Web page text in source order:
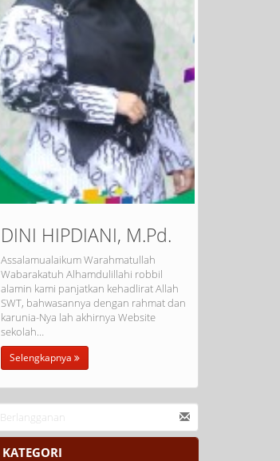
DINI HIPDIANI, M.Pd.
Assalamualaikum Warahmatullah
Wabarakatuh Alhamdulillahi robbil
alamin kami panjatkan kehadlirat Allah
SWT, bahwasannya dengan rahmat dan
karunia-Nya lah akhirnya Website
sekolah…
Selengkapnya
KATEGORI